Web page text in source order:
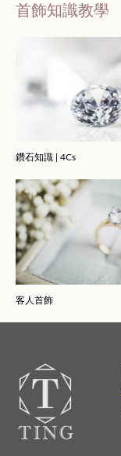
首飾知識教學
鑽石知識 | 4Cs
客人首飾